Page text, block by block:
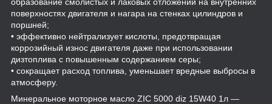
поверхностях двигателя и нагара на стенках цилиндров и
поршней;
• эффективно нейтрализует кислоты, предотвращая
коррозийный износ двигателя даже при использовании
дизтоплива с повышенным содержанием серы;
• сокращает расход топлива, уменьшает вредные выбросы в
атмосферу.
Минеральное моторное масло ZIC 5000 diz 15W40 1л —